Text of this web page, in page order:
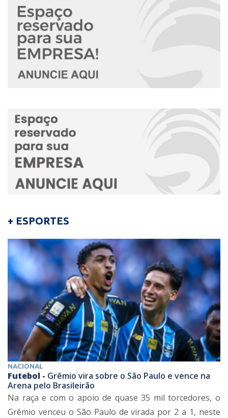
+ ESPORTES
NACIONAL
Futebol - Grêmio vira sobre o São Paulo e vence na
Arena pelo Brasileirão
Na raça e com o apoio de quase 35 mil torcedores, o
Grêmio venceu o São Paulo de virada por 2 a 1, neste